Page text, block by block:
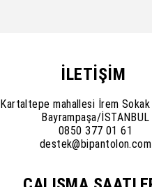
İLETİŞİM
Kartaltepe mahallesi İrem Sokak
Bayrampaşa/İSTANBUL
0850 377 01 61
destek@bipantolon.com